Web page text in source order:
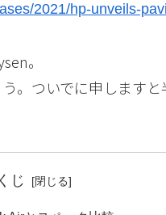
2021/hp-unveils-
。
。ついでに申します
じ